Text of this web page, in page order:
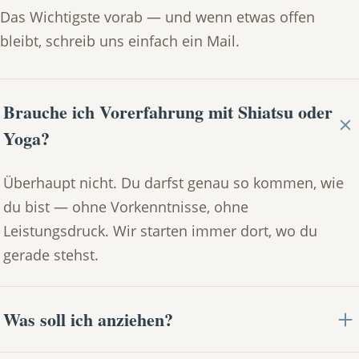
Das Wichtigste vorab — und wenn etwas offen
bleibt, schreib uns einfach ein Mail.
Brauche ich Vorerfahrung mit Shiatsu oder
Yoga?
Überhaupt nicht. Du darfst genau so kommen, wie
du bist — ohne Vorkenntnisse, ohne
Leistungsdruck. Wir starten immer dort, wo du
gerade stehst.
Was soll ich anziehen?